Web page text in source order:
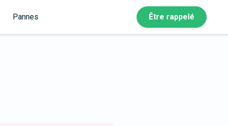
Pannes Être rappelé